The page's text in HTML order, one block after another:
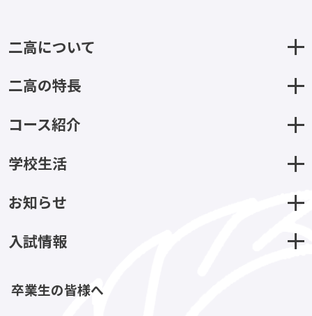
二高について
二高の特長
コース紹介
学校生活
お知らせ
入試情報
卒業生の皆様へ